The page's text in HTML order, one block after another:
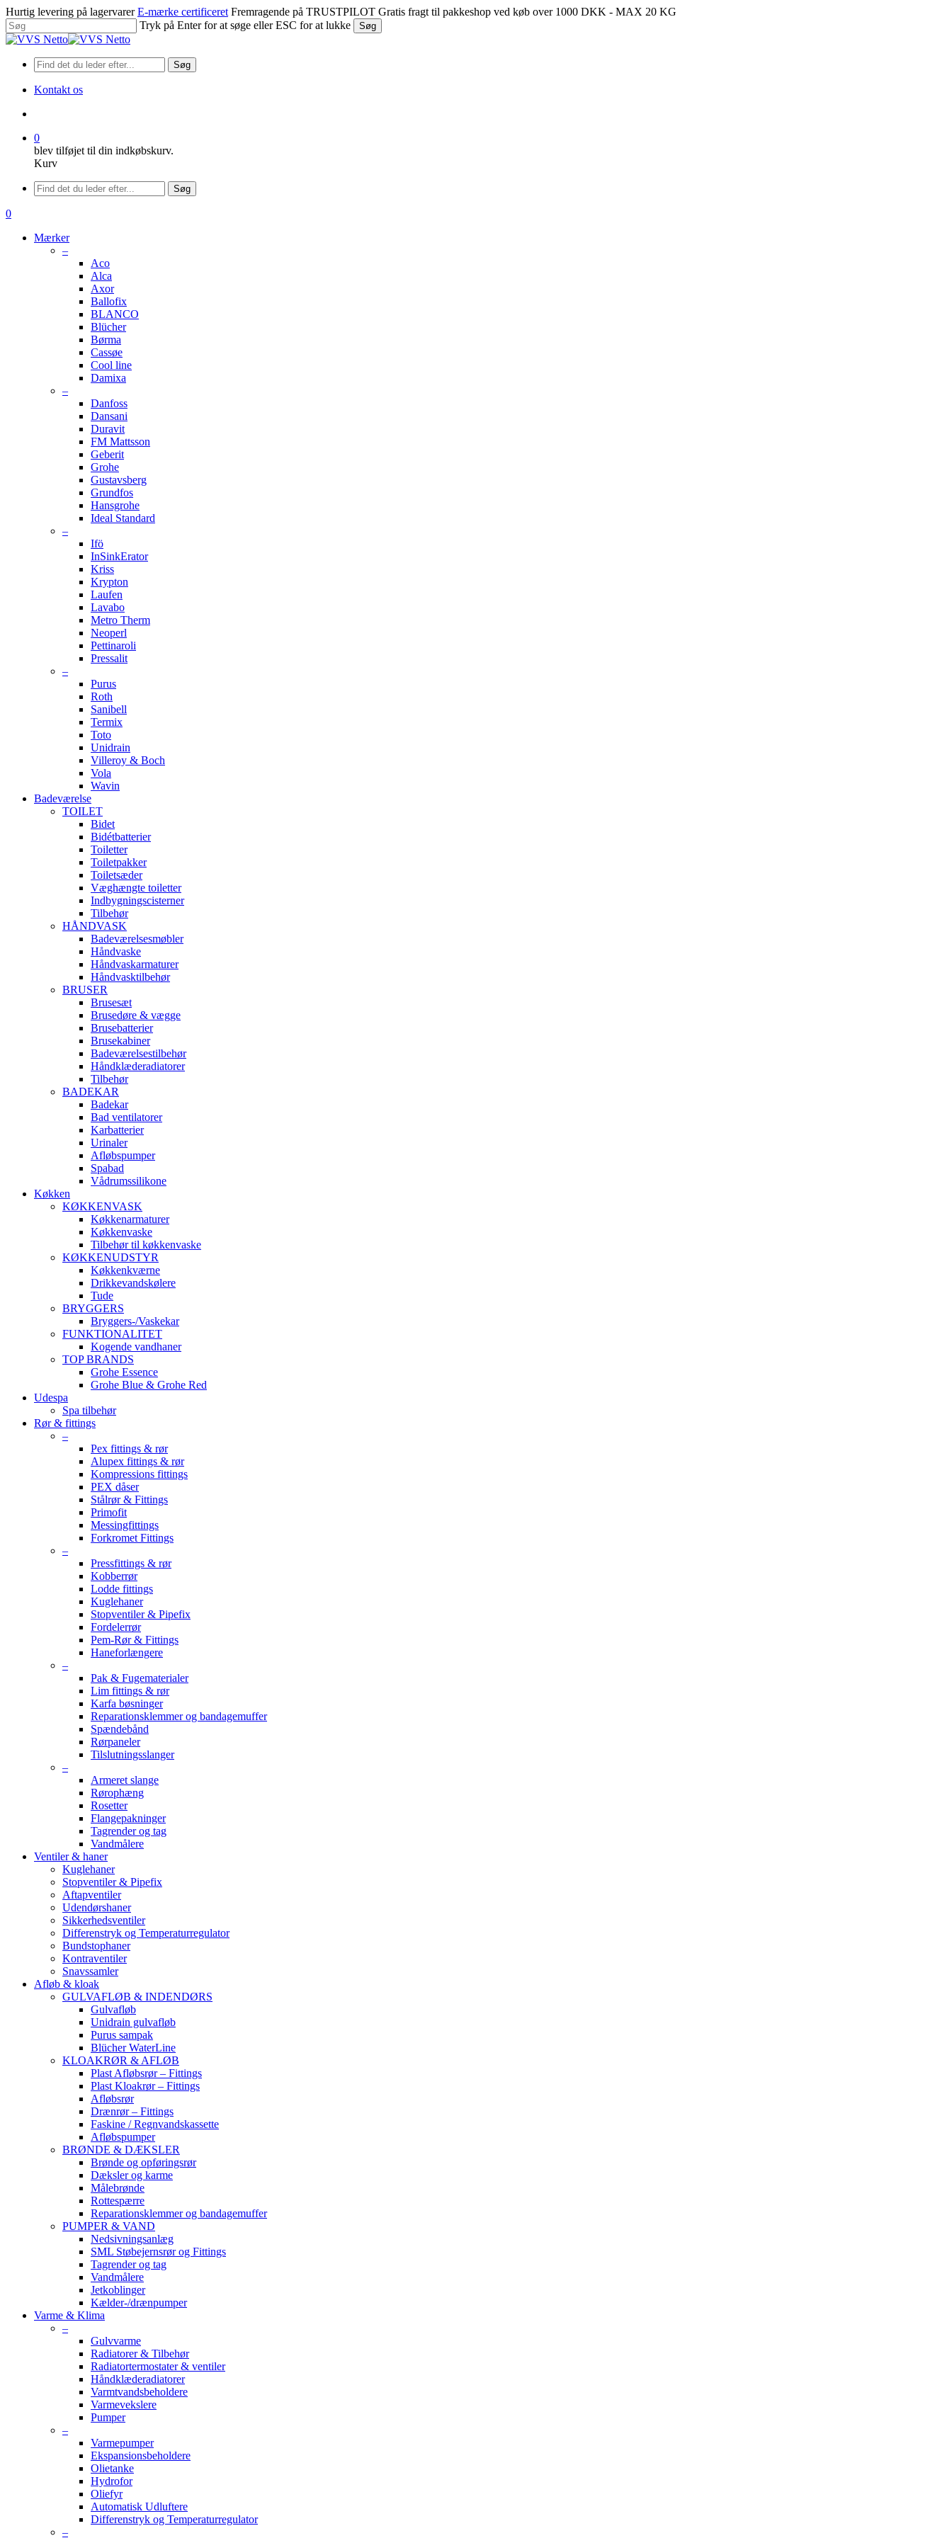
Spring
til
hovedindhold
Hurtig levering på lagervarer E-mærke certificeret Fremragende på TRUSTPILOT Gratis fragt til pakkeshop ved køb over 1000 DKK - MAX 20 KG
Tryk på Enter for at søge eller ESC for at lukke
Søg
Luk
Søg
Kontakt os
0
blev tilføjet til din indkøbskurv.
Kurv
Menu
Søg
søge
0
Mærker
–
Aco
Alca
Axor
Ballofix
BLANCO
Blücher
Børma
Cassøe
Cool line
Damixa
–
Danfoss
Dansani
Duravit
FM Mattsson
Geberit
Grohe
Gustavsberg
Grundfos
Hansgrohe
Ideal Standard
–
Ifö
InSinkErator
Kriss
Krypton
Laufen
Lavabo
Metro Therm
Neoperl
Pettinaroli
Pressalit
–
Purus
Roth
Sanibell
Termix
Toto
Unidrain
Villeroy & Boch
Vola
Wavin
Badeværelse
TOILET
Bidet
Bidétbatterier
Toiletter
Toiletpakker
Toiletsæder
Væghængte toiletter
Indbygningscisterner
Tilbehør
HÅNDVASK
Badeværelsesmøbler
Håndvaske
Håndvaskarmaturer
Håndvasktilbehør
BRUSER
Brusesæt
Brusedøre & vægge
Brusebatterier
Brusekabiner
Badeværelsestilbehør
Håndklæderadiatorer
Tilbehør
BADEKAR
Badekar
Bad ventilatorer
Karbatterier
Urinaler
Afløbspumper
Spabad
Vådrumssilikone
Køkken
KØKKENVASK
Køkkenarmaturer
Køkkenvaske
Tilbehør til køkkenvaske
KØKKENUDSTYR
Køkkenkværne
Drikkevandskølere
Tude
BRYGGERS
Bryggers-/Vaskekar
FUNKTIONALITET
Kogende vandhaner
TOP BRANDS
Grohe Essence
Grohe Blue & Grohe Red
Udespa
Spa tilbehør
Rør & fittings
–
Pex fittings & rør
Alupex fittings & rør
Kompressions fittings
PEX dåser
Stålrør & Fittings
Primofit
Messingfittings
Forkromet Fittings
–
Pressfittings & rør
Kobberrør
Lodde fittings
Kuglehaner
Stopventiler & Pipefix
Fordelerrør
Pem-Rør & Fittings
Haneforlængere
–
Pak & Fugematerialer
Lim fittings & rør
Karfa bøsninger
Reparationsklemmer og bandagemuffer
Spændebånd
Rørpaneler
Tilslutningsslanger
–
Armeret slange
Rørophæng
Rosetter
Flangepakninger
Tagrender og tag
Vandmålere
Ventiler & haner
Kuglehaner
Stopventiler & Pipefix
Aftapventiler
Udendørshaner
Sikkerhedsventiler
Differenstryk og Temperaturregulator
Bundstophaner
Kontraventiler
Snavssamler
Afløb & kloak
GULVAFLØB & INDENDØRS
Gulvafløb
Unidrain gulvafløb
Purus sampak
Blücher WaterLine
KLOAKRØR & AFLØB
Plast Afløbsrør – Fittings
Plast Kloakrør – Fittings
Afløbsrør
Drænrør – Fittings
Faskine / Regnvandskassette
Afløbspumper
BRØNDE & DÆKSLER
Brønde og opføringsrør
Dæksler og karme
Målebrønde
Rottespærre
Reparationsklemmer og bandagemuffer
PUMPER & VAND
Nedsivningsanlæg
SML Støbejernsrør og Fittings
Tagrender og tag
Vandmålere
Jetkoblinger
Kælder-/drænpumper
Varme & Klima
–
Gulvvarme
Radiatorer & Tilbehør
Radiatortermostater & ventiler
Håndklæderadiatorer
Varmtvandsbeholdere
Varmevekslere
Pumper
–
Varmepumper
Ekspansionsbeholdere
Olietanke
Hydrofor
Oliefyr
Automatisk Udluftere
Differenstryk og Temperaturregulator
–